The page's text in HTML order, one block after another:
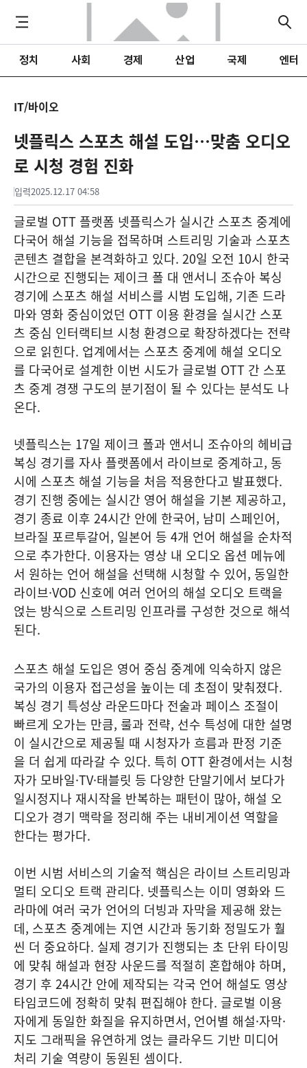
정치 사회 경제 산업 국제 엔터
IT/바이오
넷플릭스 스포츠 해설 도입…맞춤 오디오
로 시청 경험 진화
입력2025.12.17 04:58
글로벌 OTT 플랫폼 넷플릭스가 실시간 스포츠 중계에
다국어 해설 기능을 접목하며 스트리밍 기술과 스포츠
콘텐츠 결합을 본격화하고 있다. 20일 오전 10시 한국
시간으로 진행되는 제이크 폴 대 앤서니 조슈아 복싱
경기에 스포츠 해설 서비스를 시범 도입해, 기존 드라
마와 영화 중심이었던 OTT 이용 환경을 실시간 스포
츠 중심 인터랙티브 시청 환경으로 확장하겠다는 전략
으로 읽힌다. 업계에서는 스포츠 중계에 해설 오디오
를 다국어로 설계한 이번 시도가 글로벌 OTT 간 스포
츠 중계 경쟁 구도의 분기점이 될 수 있다는 분석도 나
온다.
넷플릭스는 17일 제이크 폴과 앤서니 조슈아의 헤비급
복싱 경기를 자사 플랫폼에서 라이브로 중계하고, 동
시에 스포츠 해설 기능을 처음 적용한다고 발표했다.
경기 진행 중에는 실시간 영어 해설을 기본 제공하고,
경기 종료 이후 24시간 안에 한국어, 남미 스페인어,
브라질 포르투갈어, 일본어 등 4개 언어 해설을 순차적
으로 추가한다. 이용자는 영상 내 오디오 옵션 메뉴에
서 원하는 언어 해설을 선택해 시청할 수 있어, 동일한
라이브·VOD 신호에 여러 언어의 해설 오디오 트랙을
얹는 방식으로 스트리밍 인프라를 구성한 것으로 해석
된다.
스포츠 해설 도입은 영어 중심 중계에 익숙하지 않은
국가의 이용자 접근성을 높이는 데 초점이 맞춰졌다.
복싱 경기 특성상 라운드마다 전술과 페이스 조절이
빠르게 오가는 만큼, 룰과 전략, 선수 특성에 대한 설명
이 실시간으로 제공될 때 시청자가 흐름과 판정 기준
을 더 쉽게 따라갈 수 있다. 특히 OTT 환경에서는 시청
자가 모바일·TV·태블릿 등 다양한 단말기에서 보다가
일시정지나 재시작을 반복하는 패턴이 많아, 해설 오
디오가 경기 맥락을 정리해 주는 내비게이션 역할을
한다는 평가다.
이번 시범 서비스의 기술적 핵심은 라이브 스트리밍과
멀티 오디오 트랙 관리다. 넷플릭스는 이미 영화와 드
라마에 여러 국가 언어의 더빙과 자막을 제공해 왔는
데, 스포츠 중계에는 지연 시간과 동기화 정밀도가 훨
씬 더 중요하다. 실제 경기가 진행되는 초 단위 타이밍
에 맞춰 해설과 현장 사운드를 적절히 혼합해야 하며,
경기 후 24시간 안에 제작되는 각국 언어 해설도 영상
타임코드에 정확히 맞춰 편집해야 한다. 글로벌 이용
자에게 동일한 화질을 유지하면서, 언어별 해설·자막·
지도 그래픽을 유연하게 얹는 클라우드 기반 미디어
처리 기술 역량이 동원된 셈이다.